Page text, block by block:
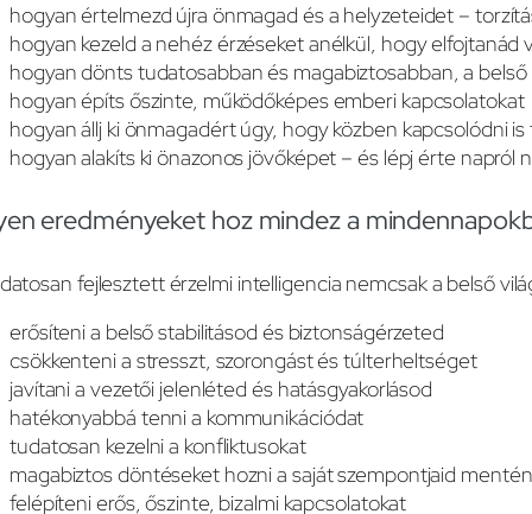
hogyan értelmezd újra önmagad és a helyzeteidet –
hogyan kezeld a nehéz érzéseket anélkül, hogy elfojtanád
hogyan dönts tudatosabban és magabiztosabban, a
hogyan építs őszinte, működőképes emberi kapcsolatokat
hogyan állj ki önmagadért úgy, hogy közben kapcsolódni is
hogyan alakíts ki önazonos jövőképet – és lépj érte napról
eredményeket hoz mindez a
fejlesztett érzelmi intelligencia nemcsak a belső
erősíteni a belső stabilitásod és biztonságérzeted
csökkenteni a stresszt, szorongást és túlterheltséget
javítani a vezetői jelenléted és hatásgyakorlásod
hatékonyabbá tenni a kommunikációdat
tudatosan kezelni a konfliktusokat
magabiztos döntéseket hozni a saját szempontjaid mentén
felépíteni erős, őszinte, bizalmi kapcsolatokat